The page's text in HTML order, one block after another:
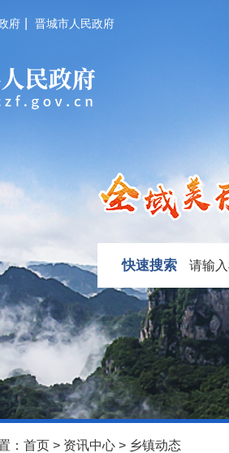
府 晋城市人民政府
快速搜索
： 首页 > 资讯中心 > 乡镇动态